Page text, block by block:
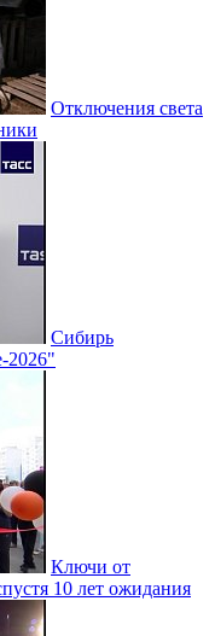
Отключения света
Сибирь
2026"
Ключи от
10 лет ожидания